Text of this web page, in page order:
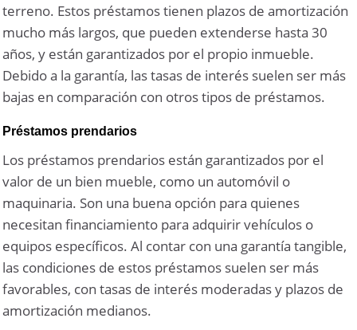
terreno. Estos préstamos tienen plazos de amortización
mucho más largos, que pueden extenderse hasta 30
años, y están garantizados por el propio inmueble.
Debido a la garantía, las tasas de interés suelen ser más
bajas en comparación con otros tipos de préstamos.
Préstamos prendarios
Los préstamos prendarios están garantizados por el
valor de un bien mueble, como un automóvil o
maquinaria. Son una buena opción para quienes
necesitan financiamiento para adquirir vehículos o
equipos específicos. Al contar con una garantía tangible,
las condiciones de estos préstamos suelen ser más
favorables, con tasas de interés moderadas y plazos de
amortización medianos.